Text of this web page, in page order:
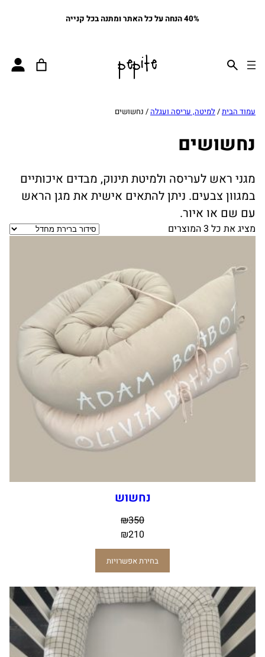
40% הנחה על כל האתר ומתנה בכל קנייה
pepite
עמוד הבית/למיטה, עריסה ועגלה / נחשושים
נחשושים
מגני ראש לעריסה ולמיטת תינוק, מבדים איכותיים
במגוון צבעים. ניתן להתאים אישית את מגן הראש
עם שם או איור.
מציג את כל 3 המוצרים
נחשוש
₪350
₪210
בחירת אפשרויות